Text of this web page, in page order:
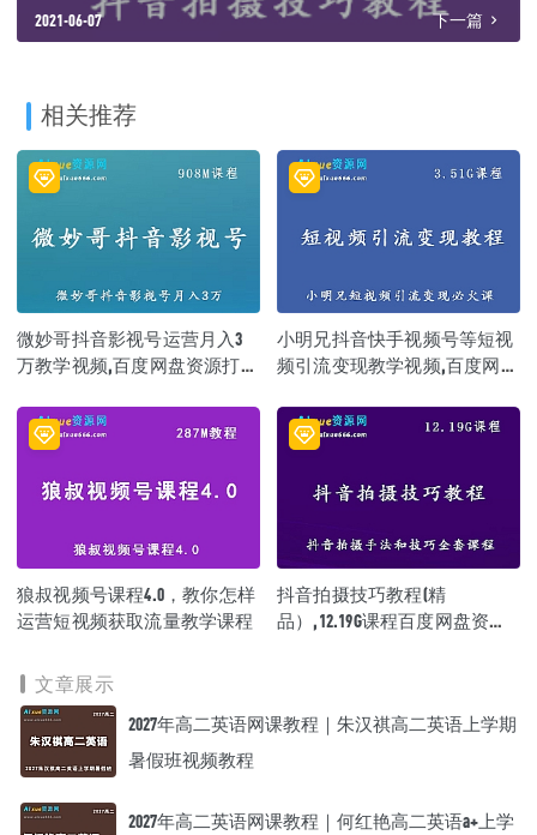
2021-06-07 下一篇
相关推荐
微妙哥抖音影视号运营月入3
万教学视频,百度网盘资源打包
小明兄抖音快手视频号等短视
频引流变现教学视频,百度网盘
狼叔视频号课程4.0，教你怎样
运营短视频获取流量教学课程
抖音拍摄技巧教程(精
品）,12.19G课程百度网盘资源
文章展示
2027年高二英语网课教程｜朱汉祺高二英语上学期
暑假班视频教程
2027年高二英语网课教程｜何红艳高二英语a+上学